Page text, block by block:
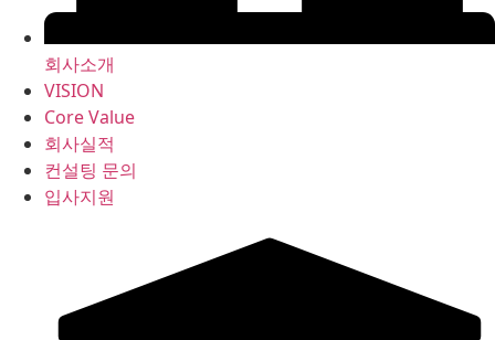
회사소개
VISION
Core Value
회사실적
컨설팅 문의
입사지원